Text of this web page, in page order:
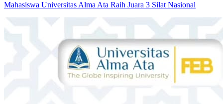
Mahasiswa Universitas Alma Ata Raih Juara 3 Silat Nasional